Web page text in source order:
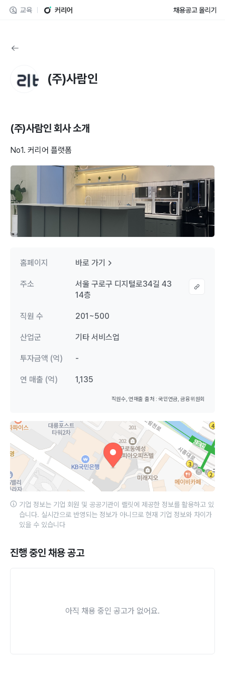
교육 커리어 채용공고 올리기
(주)사람인
(주)사람인 회사 소개
No1. 커리어 플랫폼
홈페이지 바로 가기
주소
서울 구로구 디지털로34길 43
14층
직원 수 201~500
산업군 기타 서비스업
투자금액 (억) -
연 매출 (억) 1,135
직원수, 연매출 출처 : 국민연금, 금융위원회
기업 정보는 기업 회원 및 공공기관이 랠릿에 제공한 정보를 활용하고 있
습니다. 실시간으로 반영되는 정보가 아니므로 현재 기업 정보와 차이가
있을 수 있습니다
진행 중인 채용 공고
아직 채용 중인 공고가 없어요.